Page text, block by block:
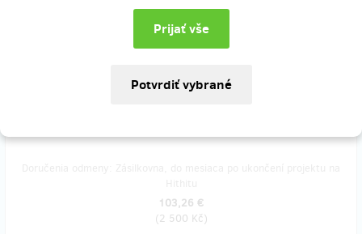
V této odměně jsou úplně všechny naše výtvory položené pěkně do
Věřím na zázraky a
103,26 €
(2 500 Kč)